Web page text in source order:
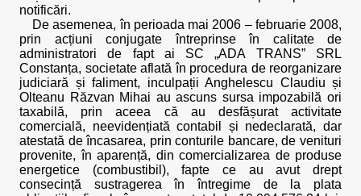
notificări.
De asemenea, în perioada mai 2006 – februarie 2008,
prin acțiuni conjugate întreprinse în calitate de
administratori de fapt ai SC „ADA TRANS” SRL
Constanța, societate aflată în procedura de reorganizare
judiciară și faliment, inculpații Anghelescu Claudiu și
Olteanu Răzvan Mihai au ascuns sursa impozabilă ori
taxabilă, prin aceea că au desfășurat activitate
comercială, neevidențiată contabil și nedeclarată, dar
atestată de încasarea, prin conturile bancare, de venituri
provenite, în aparență, din comercializarea de produse
energetice (combustibil), fapte ce au avut drept
consecință sustragerea în întregime de la plata